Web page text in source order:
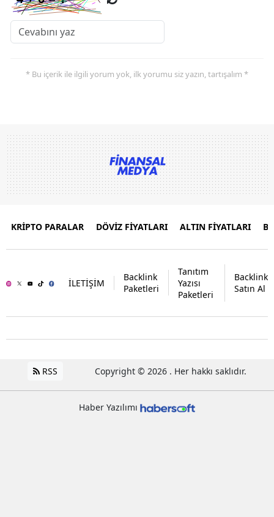
* Bu içerik ile ilgili yorum yok, ilk yorumu siz yazın, tartışalım *
KRİPTO PARALAR DÖVİZ FİYATLARI ALTIN FİYATLARI
İLETİŞİM
Backlink
Paketleri
Tanıtım
Yazısı
Paketleri
Backlink
Satın Al
RSS Copyright © 2026 . Her hakkı saklıdır.
Haber Yazılımı